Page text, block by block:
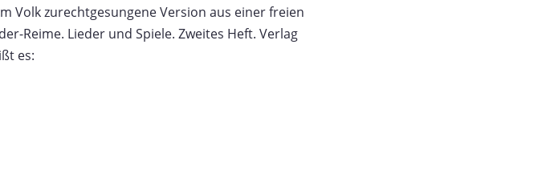
Volk zurechtgesungene Version aus einer freien
Reime. Lieder und Spiele. Zweites Heft. Verlag
es: